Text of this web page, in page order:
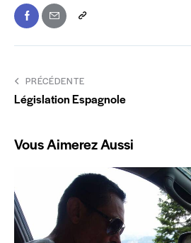
PRÉCÉDENTE
Législation Espagnole
Vous Aimerez Aussi